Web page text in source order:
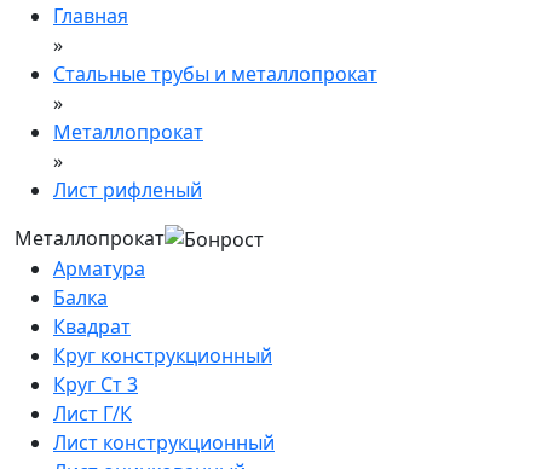
Главная
»
Стальные трубы и металлопрокат
»
Металлопрокат
»
Лист рифленый
Металлопрокат
Арматура
Балка
Квадрат
Круг конструкционный
Круг Ст 3
Лист Г/К
Лист конструкционный